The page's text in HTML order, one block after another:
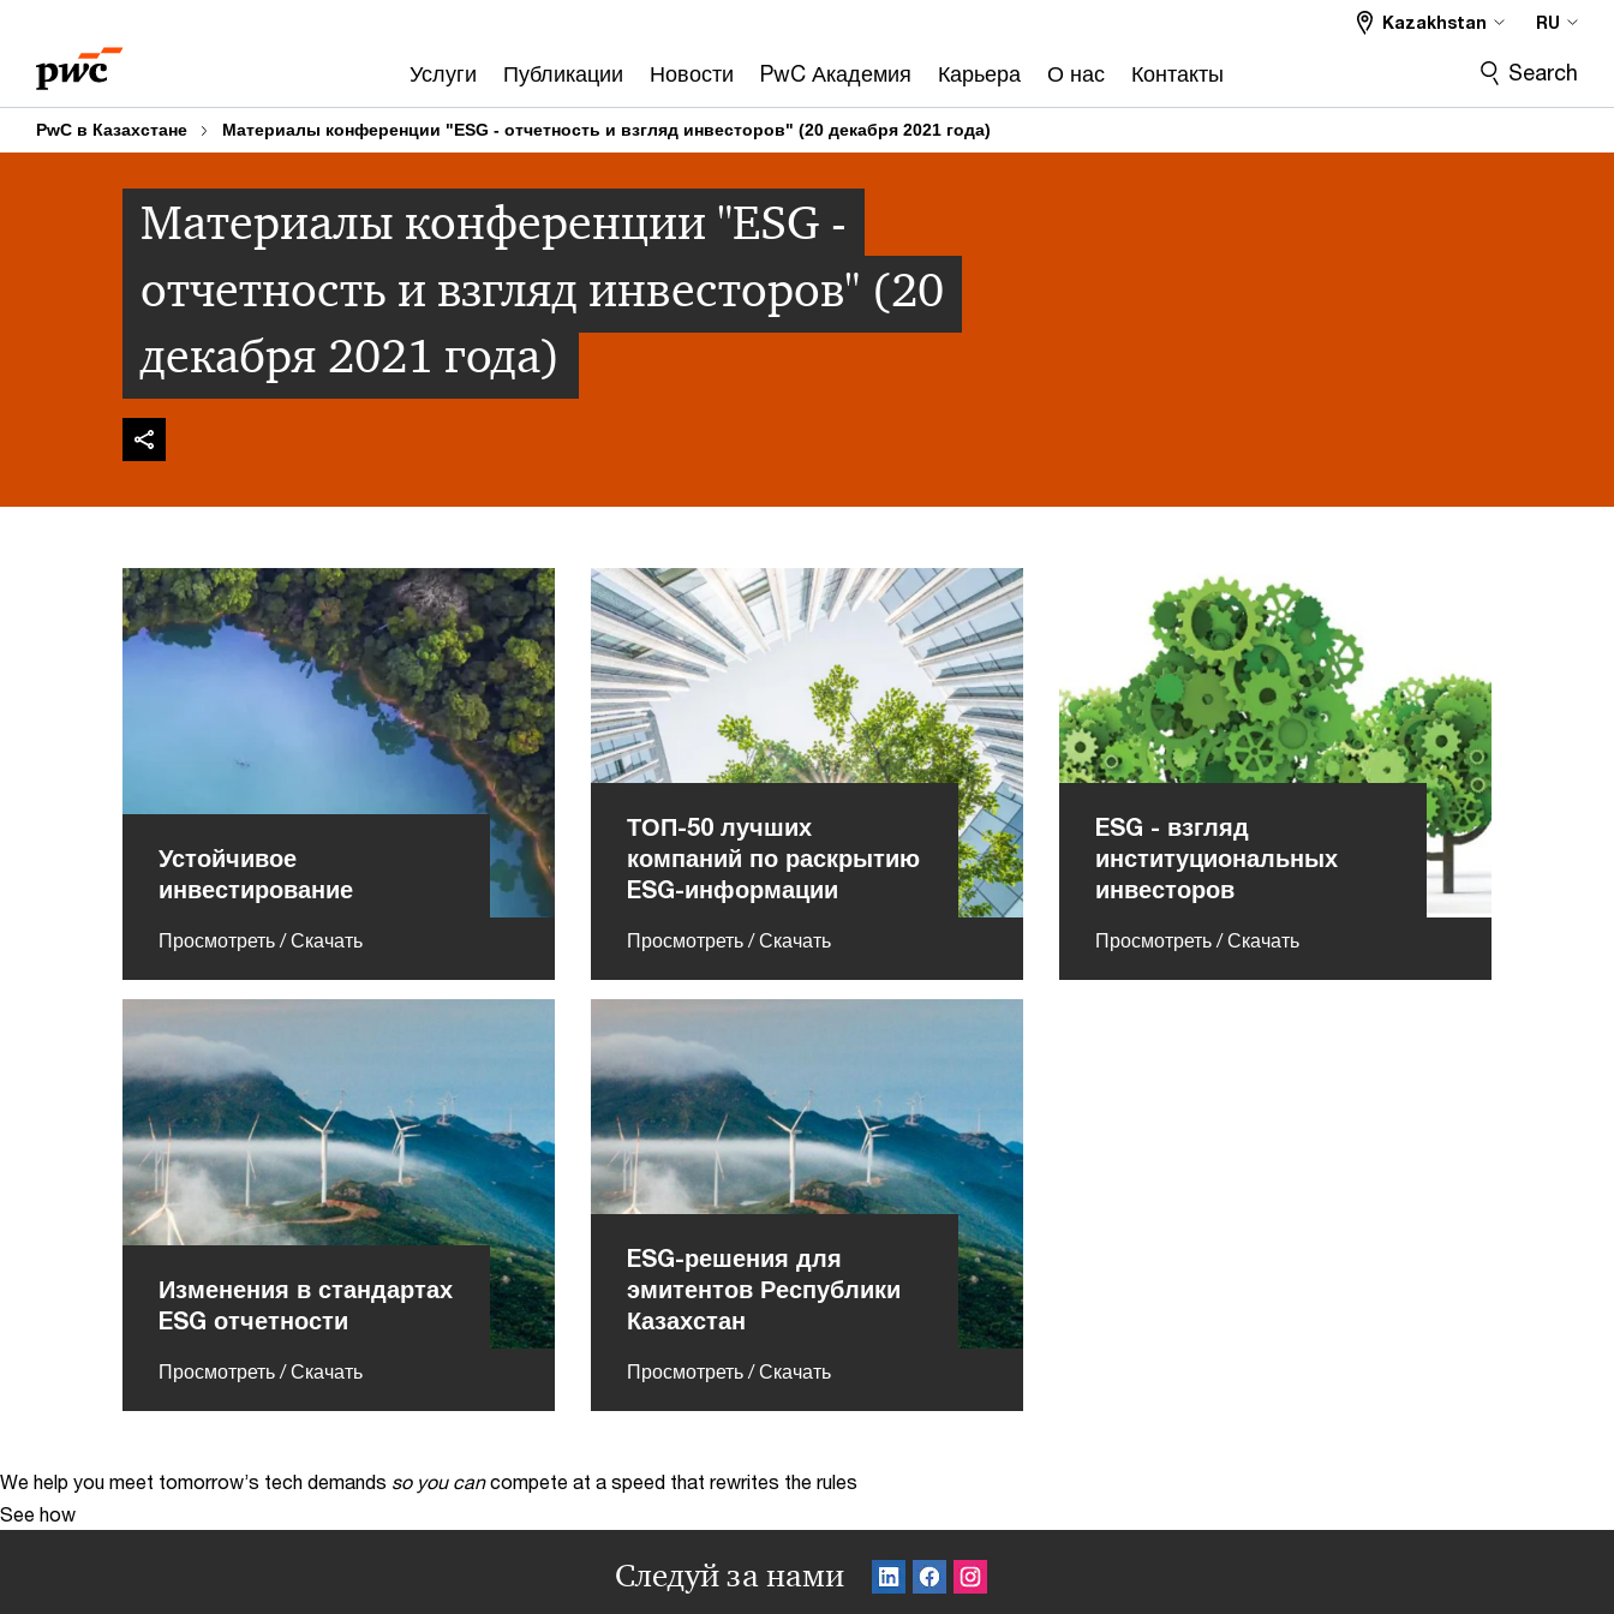
content
footer
Услуги Публикации Новости PwC Академия Карьера О нас Контакты
Kazakhstan RU
Search
PwC в Казахстане Материалы конференции "ESG - отчетность и взгляд инвесторов" (20 декабря 2021 года)
Материалы конференции "ESG -
отчетность и взгляд инвесторов" (20
декабря 2021 года)
Устойчивое
инвестирование
Просмотреть / Скачать
ТОП-50 лучших
компаний по раскрытию
ESG-информации
Просмотреть / Скачать
ESG - взгляд
институциональных
инвесторов
Просмотреть / Скачать
Изменения в стандартах
ESG отчетности
Просмотреть / Скачать
ESG-решения для
эмитентов Республики
Казахстан
Просмотреть / Скачать
We help you meet tomorrow’s tech demands so you can compete at a speed that rewrites the rules
See how
Следуй за нами